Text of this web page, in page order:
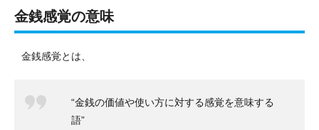
金銭感覚の意味
金銭感覚とは、
“金銭の価値や使い方に対する感覚を意味する
語”